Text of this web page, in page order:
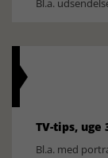
Bl.a.
TV-tips, uge
Bl.a. med